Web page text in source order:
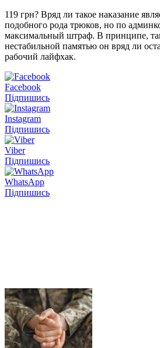
119 грн? Вряд ли такое наказание
подобного рода трюков, но по
максимальный штраф. В принципе,
нестабильной памятью он вряд ли
рабочий лайфхак.
Facebook
Підпишись
Instagram
Підпишись
Viber
Підпишись
WhatsApp
Підпишись